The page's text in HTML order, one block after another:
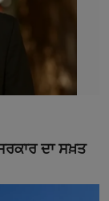
ਦਾ ਸਖ਼ਤ